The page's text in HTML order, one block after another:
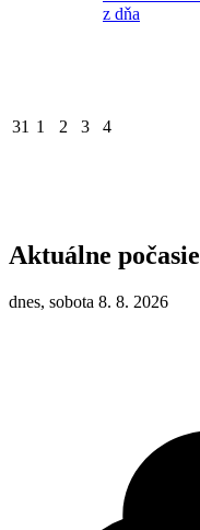
z dňa
31 1 2 3 4
Aktuálne počasie
dnes, sobota 8. 8. 2026